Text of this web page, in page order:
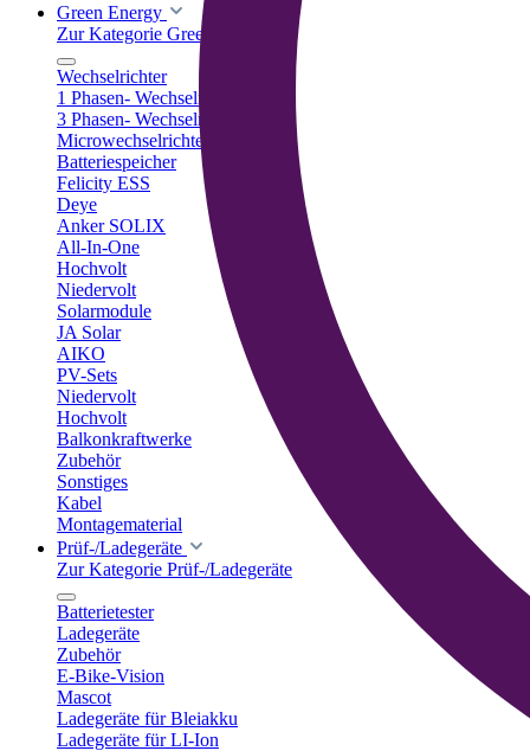
Green Energy
Zur Kategorie Green Energy
Wechselrichter
1 Phasen- Wechselrichter
3 Phasen- Wechselrichter
Microwechselrichter
Batteriespeicher
Felicity ESS
Deye
Anker SOLIX
All-In-One
Hochvolt
Niedervolt
Solarmodule
JA Solar
AIKO
PV-Sets
Niedervolt
Hochvolt
Balkonkraftwerke
Zubehör
Sonstiges
Kabel
Montagematerial
Prüf-/Ladegeräte
Zur Kategorie Prüf-/Ladegeräte
Batterietester
Ladegeräte
Zubehör
E-Bike-Vision
Mascot
Ladegeräte für Bleiakku
Ladegeräte für LI-Ion